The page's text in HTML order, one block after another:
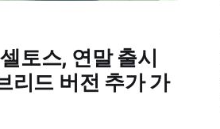
토스, 연말 출시
리드 버전 추가 가